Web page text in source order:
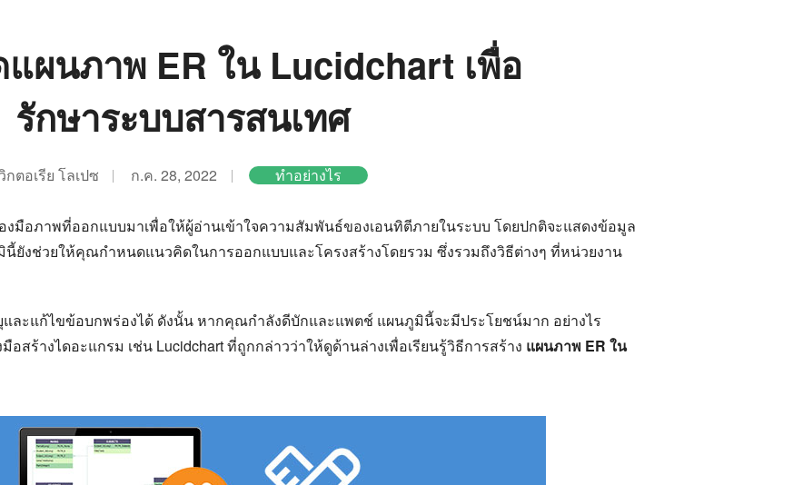
แผนภาพ ER ใน Lucidchart เพื่อ
รักษาระบบสารสนเทศ
กตอเรีย โลเปซ ก.ค. 28, 2022 ทำอย่างไร
มือภาพที่ออกแบบมาเพื่อให้ผู้อ่านเข้าใจความสัมพันธ์ของเอนทิตีภายในระบบ โดยปกติจะแสดงข้อมูล
ยังช่วยให้คุณกำหนดแนวคิดในการออกแบบและโครงสร้างโดยรวม ซึ่งรวมถึงวิธีต่างๆ ที่หน่วยงาน
ละแก้ไขข้อบกพร่องได้ ดังนั้น หากคุณกำลังดีบักและแพตช์ แผนภูมินี้จะมีประโยชน์มาก อย่างไร
สร้างไดอะแกรม เช่น Lucidchart ที่ถูกกล่าวว่าให้ดูด้านล่างเพื่อเรียนรู้วิธีการสร้าง แผนภาพ ER ใน